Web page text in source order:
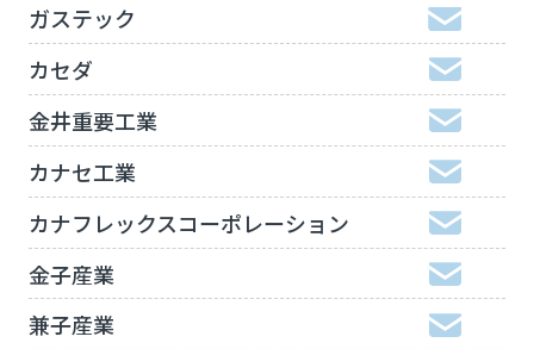
ガステック
カセダ
金井重要工業
カナセ工業
カナフレックスコーポレーション
金子産業
兼子産業